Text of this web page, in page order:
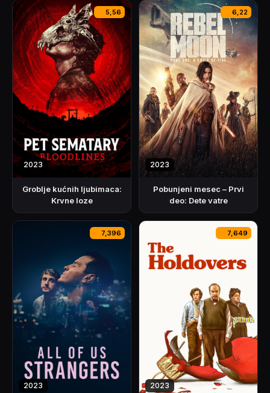
5,56
2023
Groblje kućnih ljubimaca:
Krvne loze
6,22
2023
Pobunjeni mesec – Prvi
deo: Dete vatre
7,396
2023
7,649
2023